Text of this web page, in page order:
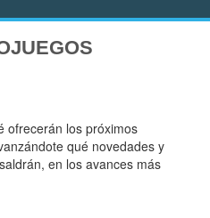
ofrecerán los próximos
qué novedades y
en los avances más